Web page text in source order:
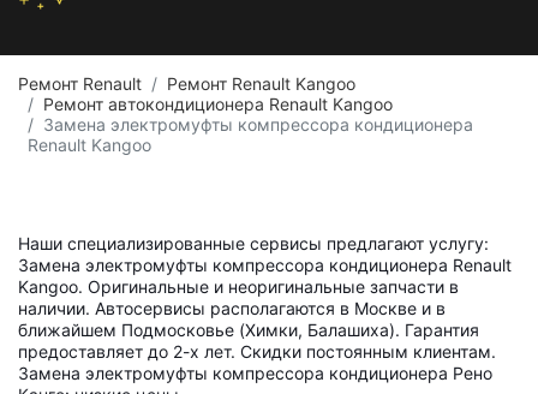
Ремонт Renault
Ремонт Renault Kangoo
Ремонт автокондиционера Renault Kangoo
Замена электромуфты компрессора кондиционера
Renault Kangoo
Наши специализированные сервисы предлагают услугу:
Замена электромуфты компрессора кондиционера Renault
Kangoo. Оригинальные и неоригинальные запчасти в
наличии. Автосервисы располагаются в Москве и в
ближайшем Подмосковье (Химки, Балашиха). Гарантия
предоставляет до 2-х лет. Скидки постоянным клиентам.
Замена электромуфты компрессора кондиционера Рено